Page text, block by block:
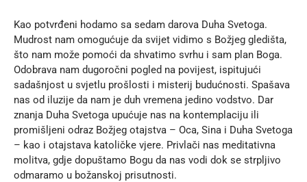
Kao potvrđeni hodamo sa sedam darova Duha Svetoga.
Mudrost nam omogućuje da svijet vidimo s Božjeg gledišta,
što nam može pomoći da shvatimo svrhu i sam plan Boga.
Odobrava nam dugoročni pogled na povijest, ispitujući
sadašnjost u svjetlu prošlosti i misterij budućnosti. Spašava
nas od iluzije da nam je duh vremena jedino vodstvo. Dar
znanja Duha Svetoga upućuje nas na kontemplaciju ili
promišljeni odraz Božjeg otajstva – Oca, Sina i Duha Svetoga
– kao i otajstava katoličke vjere. Privlači nas meditativna
molitva, gdje dopuštamo Bogu da nas vodi dok se strpljivo
odmaramo u božanskoj prisutnosti.